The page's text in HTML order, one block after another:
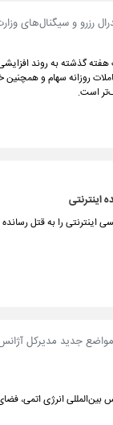
رزرو و سیگنال‌های
در معاملات هفته گذشته به
معاملات روزانه سهام
است.
اینترنتی
اینترنتی را به قتل
جدید مدیرکل
انرژی اتمی،